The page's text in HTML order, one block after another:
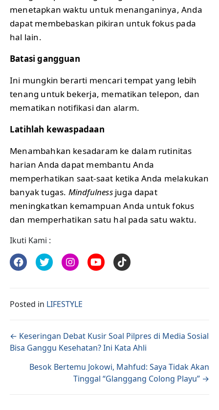
menetapkan waktu untuk menanganinya, Anda
dapat membebaskan pikiran untuk fokus pada
hal lain.
Batasi gangguan
Ini mungkin berarti mencari tempat yang lebih
tenang untuk bekerja, mematikan telepon, dan
mematikan notifikasi dan alarm.
Latihlah kewaspadaan
Menambahkan kesadaram ke dalam rutinitas
harian Anda dapat membantu Anda
memperhatikan saat-saat ketika Anda melakukan
banyak tugas. Mindfulnessjuga dapat
meningkatkan kemampuan Anda untuk fokus
dan memperhatikan satu hal pada satu waktu.
Ikuti Kami :
Posted in LIFESTYLE
Posts navigation
← Keseringan Debat Kusir Soal Pilpres di Media Sosial
Bisa Ganggu Kesehatan? Ini Kata Ahli
Besok Bertemu Jokowi, Mahfud: Saya Tidak Akan
Tinggal “Glanggang Colong Playu” →